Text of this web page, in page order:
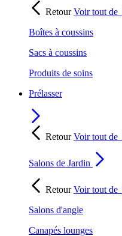
RetourVoir tout de
Boîtes à coussins
Sacs à coussins
Produits de soins
Prélasser
RetourVoir tout de
Salons de Jardin
RetourVoir tout de
Salons d'angle
Canapés lounges